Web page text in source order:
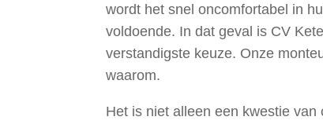
wordt het snel oncomfortabel in
voldoende. In dat geval is CV
verstandigste keuze. Onze
waarom.
Het is niet alleen een kwestie van